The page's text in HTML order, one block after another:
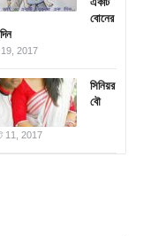
বোনের
19, 2017
সিনিয়র
বৌ
11, 2017